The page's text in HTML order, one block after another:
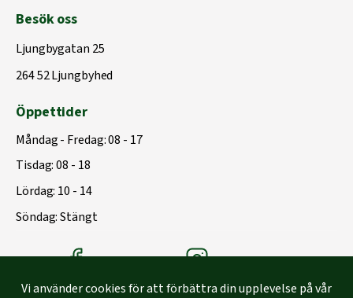
Besök oss
Ljungbygatan 25
264 52 Ljungbyhed
Öppettider
Måndag - Fredag: 08 - 17
Tisdag: 08 - 18
Lördag: 10 - 14
Söndag: Stängt
Träbolagets FacebookTräbolagets instagram